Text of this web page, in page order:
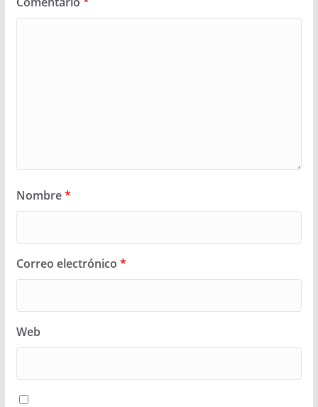
Nombre*
Correo electrónico *
Web